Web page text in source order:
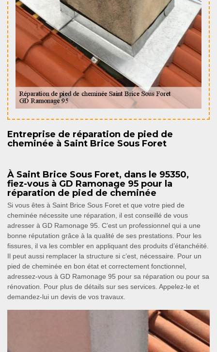
Entreprise de réparation de pied de
cheminée à Saint Brice Sous Foret
À Saint Brice Sous Foret, dans le 95350,
fiez-vous à GD Ramonage 95 pour la
réparation de pied de cheminée
Si vous êtes à Saint Brice Sous Foret et que votre pied de
cheminée nécessite une réparation, il est conseillé de vous
adresser à GD Ramonage 95. C’est un professionnel qui a une
bonne réputation grâce à la qualité de ses prestations. Pour les
fissures, il va les combler en appliquant des produits d’étanchéité.
Il peut aussi remplacer la structure si c’est, nécessaire. Pour un
pied de cheminée en bon état et correctement fonctionnel,
adressez-vous à GD Ramonage 95 pour sa réparation ou pour sa
rénovation. Pour plus de détails sur ses services. Appelez-le et
demandez-lui un devis de vos travaux.